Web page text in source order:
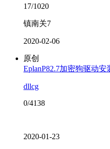
17/1020
镇南关7
2020-02-06
原创
EplanP82.7加密狗驱动
dllcg
0/4138
2020-01-23